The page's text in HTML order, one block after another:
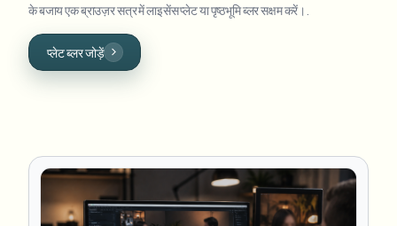
के बजाय एक ब्राउज़र सत्र में लाइसेंस प्लेट या पृष्ठभूमि ब्लर सक्षम करें।.
प्लेट ब्लर जोड़ें